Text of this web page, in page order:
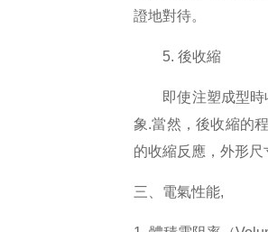
證地對待。
5. 後收縮
即使注塑成型時收
象.當然，後收縮的
的收縮反應，外形
三、電氣性能,